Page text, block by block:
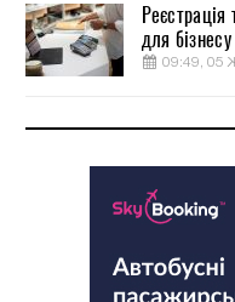
для бізнесу
09:49, 05